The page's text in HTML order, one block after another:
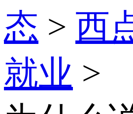
态 > 西
就业 >